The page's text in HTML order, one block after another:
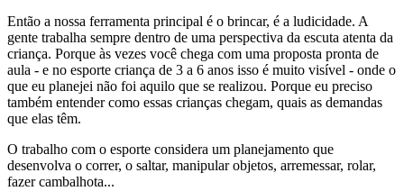
Então a nossa ferramenta principal é o brincar, é a ludicidade. A
gente trabalha sempre dentro de uma perspectiva da escuta atenta da
criança. Porque às vezes você chega com uma proposta pronta de
aula - e no esporte criança de 3 a 6 anos isso é muito visível - onde o
que eu planejei não foi aquilo que se realizou. Porque eu preciso
também entender como essas crianças chegam, quais as demandas
que elas têm.
O trabalho com o esporte considera um planejamento que
desenvolva o correr, o saltar, manipular objetos, arremessar, rolar,
fazer cambalhota...